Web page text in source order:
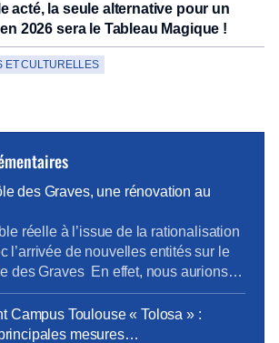
acté, la seule alternative pour un
2026 sera le Tableau Magique !
ET CULTURELLES
des Graves, une rénovation au
réelle à l’issue de la rationalisation
l’arrivée de nouvelles entités sur le
des Graves En effet, nous aurions
le site ou 724 salariés selon les
document ! Ce point étant posé,
tenons à remercier tout
Campus Toulouse « Tolosa » :
mesures